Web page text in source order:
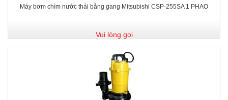
Máy bơm chìm nước thải bằng gang Mitsubishi CSP-255SA 1 PHAO
Vui lòng gọi